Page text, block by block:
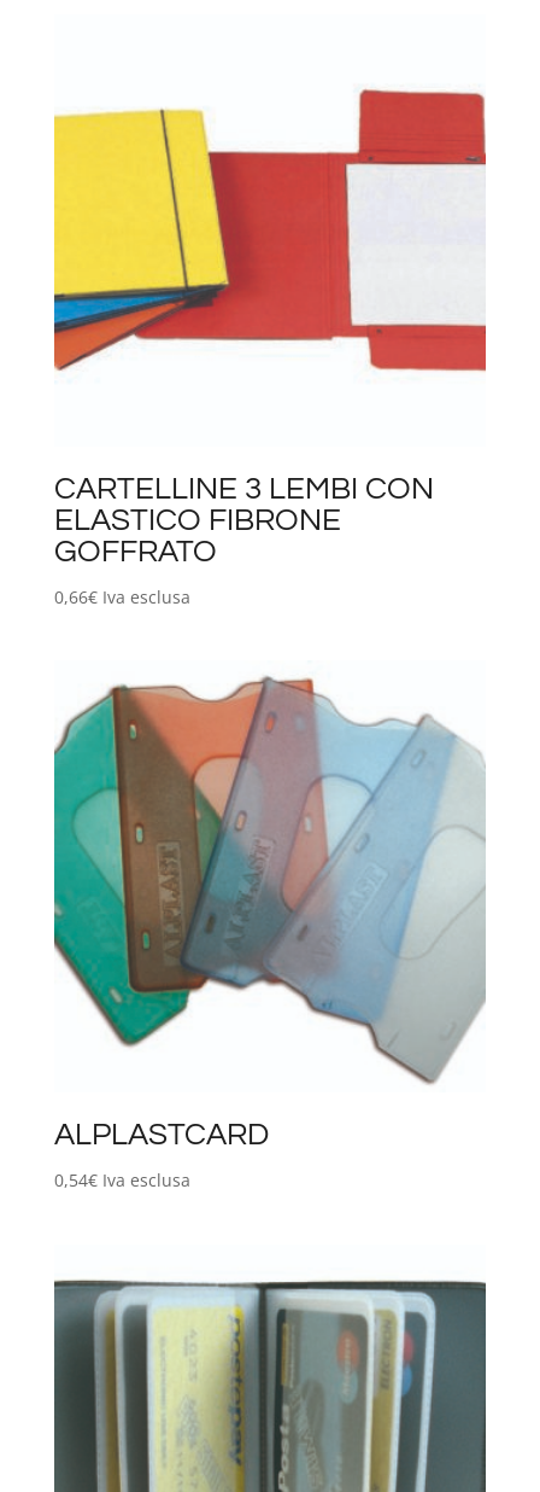
CARTELLINE 3 LEMBI CON
ELASTICO FIBRONE
GOFFRATO
0,66€ Iva esclusa
ALPLASTCARD
0,54€ Iva esclusa